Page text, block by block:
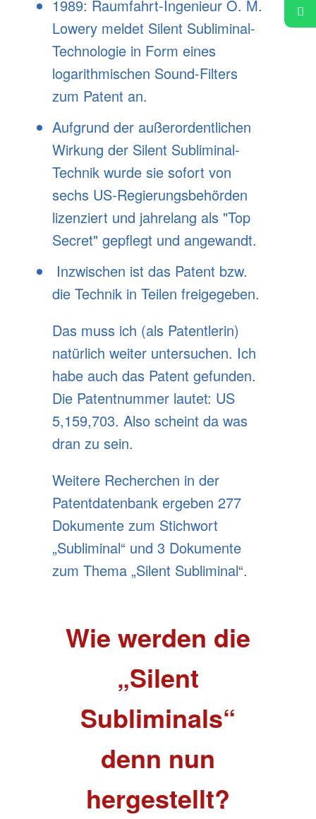
1989: Raumfahrt-Ingenieur O. M.
Lowery meldet Silent Subliminal-
Technologie in Form eines
logarithmischen Sound-Filters
zum Patent an.
Aufgrund der außerordentlichen
Wirkung der Silent Subliminal-
Technik wurde sie sofort von
sechs US-Regierungsbehörden
lizenziert und jahrelang als "Top
Secret" gepflegt und angewandt.
Inzwischen ist das Patent bzw.
die Technik in Teilen freigegeben.
Das muss ich (als Patentlerin)
natürlich weiter untersuchen. Ich
habe auch das Patent gefunden.
Die Patentnummer lautet: US
5,159,703. Also scheint da was
dran zu sein.
Weitere Recherchen in der
Patentdatenbank ergeben 277
Dokumente zum Stichwort
„Subliminal“ und 3 Dokumente
zum Thema „Silent Subliminal“.
Wie werden die
„Silent
Subliminals“
denn nun
hergestellt?